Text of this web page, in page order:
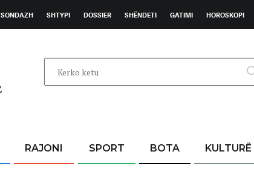
SONDAZH SHTYPI DOSSIER SHËNDETI GATIMI HOROSKOPI
RAJONI SPORT BOTA KULTURË